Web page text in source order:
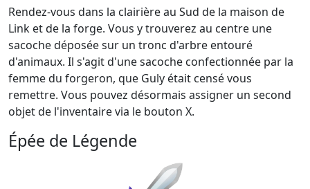
Rendez-vous dans la clairière au Sud de la maison de
Link et de la forge. Vous y trouverez au centre une
sacoche déposée sur un tronc d'arbre entouré
d'animaux. Il s'agit d'une sacoche confectionnée par la
femme du forgeron, que Guly était censé vous
remettre. Vous pouvez désormais assigner un second
objet de l'inventaire via le bouton X.
Épée de Légende